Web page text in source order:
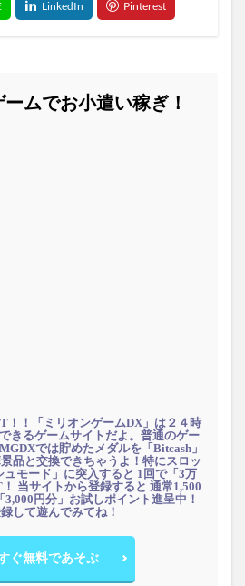
ムでお小遣い稼ぎ！
！！「ミリオンゲームDX」は２４時
きるゲームサイトだよ。普通のゲー
では貯めたメダルを「Bitcash」
品と交換できちゃうよ！特にスロッ
ュモード」に突入すると 1回で「3万
当サイトから登録すると 通常1,500
3,000円分」お試しポイント進呈中！
して遊んでみてね！
ぐ無料であそぶ